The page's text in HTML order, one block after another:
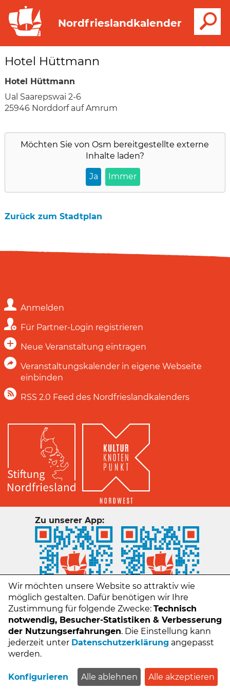
Nordfrieslandkalender
Hotel Hüttmann
Hotel Hüttmann
Ual Saarepswai 2-6
25946 Norddorf auf Amrum
Möchten Sie vonOsm bereitgestellte externe
Inhalte laden?
Ja Immer
Zurück zum Stadtplan
Anmelden
Für Partner-Login registrieren
Neue Veranstaltung eintragen
Veranstaltungskalender in eigene Webseite
einbinden
RSS 2.0 Feed des Nordfrieslandkalenders
Kontakt
Datenschutz
FAQs - Häufige Fragen
Zu unserer App:
Wir möchten unsere Website so attraktiv wie
möglich gestalten. Dafür benötigen wir Ihre
Zustimmung für folgende Zwecke: Technisch
notwendig, Besucher-Statistiken & Verbesserung
der Nutzungserfahrungen. Die Einstellung kann
jederzeit unter Datenschutzerklärung angepasst
werden.
Konfigurieren Alle ablehnen Alle akzeptieren